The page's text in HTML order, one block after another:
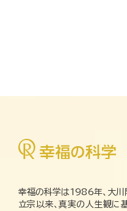
幸福の科学は1986年、大川
立宗以来、真実の人生観に